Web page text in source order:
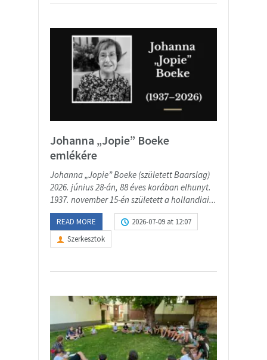
Johanna „Jopie” Boeke
emlékére
Johanna „Jopie” Boeke (született Baarslag)
2026. június 28-án, 88 éves korában elhunyt.
1937. november 15-én született a hollandiai...
READ MORE
2026-07-09 at 12:07
Szerkesztok